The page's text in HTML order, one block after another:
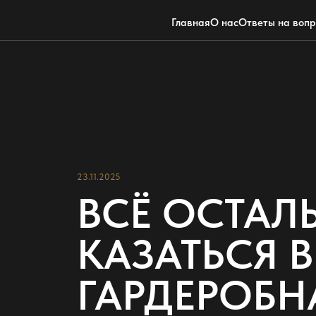
ГлавнаяО насОтветы на
23.11.2025
ВСЁ
КАЗАТЬСЯ